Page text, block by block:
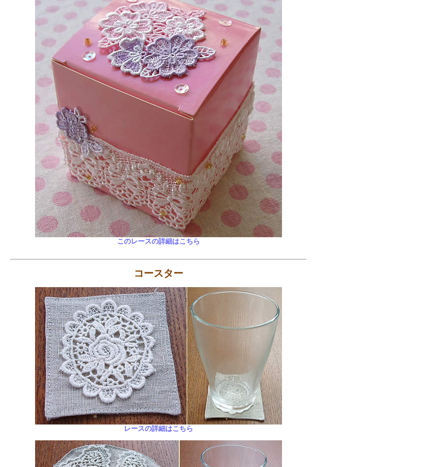
このレースの詳細はこちら
コースター
レースの詳細はこちら